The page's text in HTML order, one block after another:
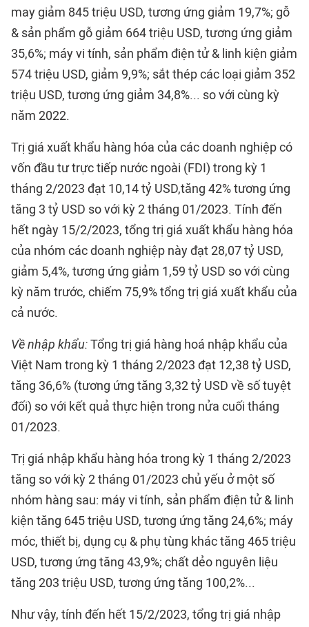
may giảm 845 triệu USD, tương ứng giảm 19,7%; gỗ
& sản phẩm gỗ giảm 664 triệu USD, tương ứng giảm
35,6%; máy vi tính, sản phẩm điện tử & linh kiện giảm
574 triệu USD, giảm 9,9%; sắt thép các loại giảm 352
triệu USD, tương ứng giảm 34,8%... so với cùng kỳ
năm 2022.
Trị giá xuất khẩu hàng hóa của các doanh nghiệp có
vốn đầu tư trực tiếp nước ngoài (FDI) trong kỳ 1
tháng 2/2023 đạt 10,14 tỷ USD,tăng 42% tương ứng
tăng 3 tỷ USD so với kỳ 2 tháng 01/2023. Tính đến
hết ngày 15/2/2023, tổng trị giá xuất khẩu hàng hóa
của nhóm các doanh nghiệp này đạt 28,07 tỷ USD,
giảm 5,4%, tương ứng giảm 1,59 tỷ USD so với cùng
kỳ năm trước, chiếm 75,9% tổng trị giá xuất khẩu của
cả nước.
Về nhập khẩu:Tổng trị giá hàng hoá nhập khẩu của
Việt Nam trong kỳ 1 tháng 2/2023 đạt 12,38 tỷ USD,
tăng 36,6% (tương ứng tăng 3,32 tỷ USD về số tuyệt
đối) so với kết quả thực hiện trong nửa cuối tháng
01/2023.
Trị giá nhập khẩu hàng hóa trong kỳ 1 tháng 2/2023
tăng so với kỳ 2 tháng 01/2023 chủ yếu ở một số
nhóm hàng sau: máy vi tính, sản phẩm điện tử & linh
kiện tăng 645 triệu USD, tương ứng tăng 24,6%; máy
móc, thiết bị, dụng cụ & phụ tùng khác tăng 465 triệu
USD, tương ứng tăng 43,9%; chất dẻo nguyên liệu
tăng 203 triệu USD, tương ứng tăng 100,2%...
Như vậy, tính đến hết 15/2/2023, tổng trị giá nhập